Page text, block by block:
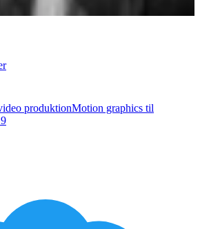
produktionMotion graphics til